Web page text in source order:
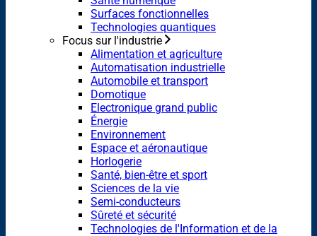
Surfaces fonctionnelles
Technologies quantiques
Focus sur l'industrie
Alimentation et agriculture
Automatisation industrielle
Automobile et transport
Domotique
Electronique grand public
Énergie
Environnement
Espace et aéronautique
Horlogerie
Santé, bien-être et sport
Sciences de la vie
Semi-conducteurs
Sûreté et sécurité
Technologies de l'Information et de la